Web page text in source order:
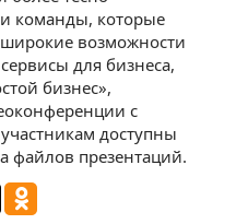
команды, которые
широкие возможности
для бизнеса,
бизнес»,
с
доступны
файлов презентаций.